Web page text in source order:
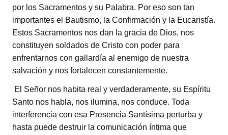
por los Sacramentos y su Palabra. Por eso son tan
importantes el Bautismo, la Confirmación y la Eucaristía.
Estos Sacramentos nos dan la gracia de Dios, nos
constituyen soldados de Cristo con poder para
enfrentarnos con gallardía al enemigo de nuestra
salvación y nos fortalecen constantemente.
El Señor nos habita real y verdaderamente, su Espíritu
Santo nos habla, nos ilumina, nos conduce. Toda
interferencia con esa Presencia Santísima perturba y
hasta puede destruir la comunicación íntima que